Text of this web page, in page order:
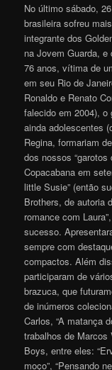
No último sábado,
brasileira sofreu
integrante dos
na Jovem Guarda,
76 anos, vítima de
em seu Rio de
Ronaldo e Renato
falecido em 2004), o
ainda adolescentes
Regina, formariam
dos nossos
Copacabana em
little Susie” (então
Brothers, de autoria
romance com
sucesso.
sempre com
compactos. Além
participaram de
brazuca, que
de inúmeros
Carlos, “A matança
trabalhos de
Boys, entre eles:
moço”, “Pensando